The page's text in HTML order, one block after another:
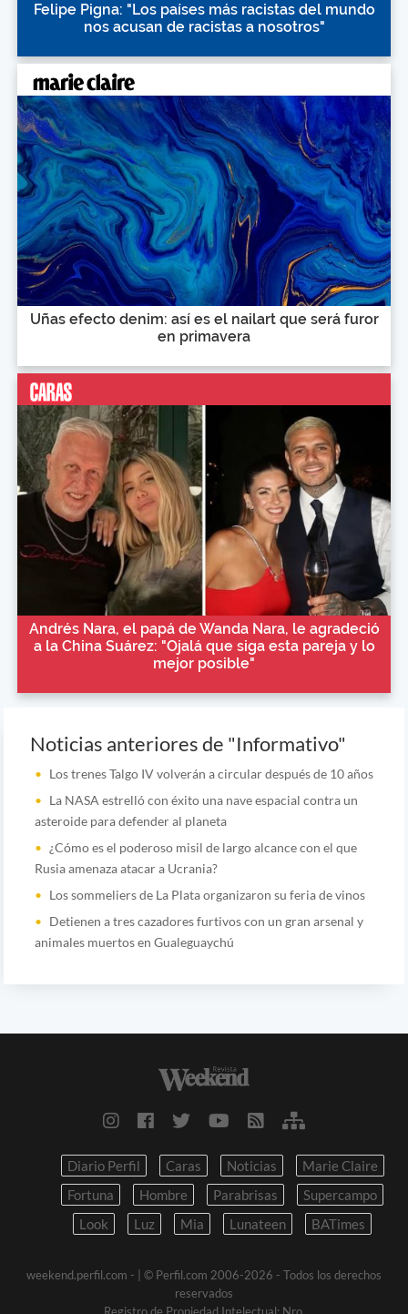
Felipe Pigna: "Los países más racistas del mundo
nos acusan de racistas a nosotros"
Uñas efecto denim: así es el nailart que será furor
en primavera
Andrés Nara, el papá de Wanda Nara, le agradeció
a la China Suárez: "Ojalá que siga esta pareja y lo
mejor posible"
Noticias anteriores de "Informativo"
Los trenes Talgo IV volverán a circular después de 10 años
La NASA estrelló con éxito una nave espacial contra un
asteroide para defender al planeta
¿Cómo es el poderoso misil de largo alcance con el que
Rusia amenaza atacar a Ucrania?
Los sommeliers de La Plata organizaron su feria de vinos
Detienen a tres cazadores furtivos con un gran arsenal y
animales muertos en Gualeguaychú
Diario Perfil Caras Noticias
Marie Claire
Fortuna
Hombre Parabrisas
Supercampo
Look
Luz Mia Lunateen BATimes
weekend.perfil.com -
| © Perfil.com 2006-2026 - Todos los derechos
reservados
Registro de Propiedad Intelectual: Nro.